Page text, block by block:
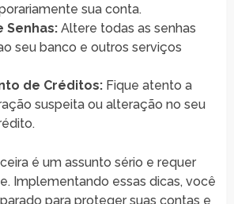
sua conta.
Senhas:Altere todas as senhas
seu banco e outros serviços
de Créditos:Fique atento a
suspeita ou alteração no seu
é um assunto sério e requer
Implementando essas dicas, você
para proteger suas contas e